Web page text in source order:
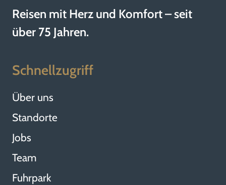
Reisen mit Herz und Komfort – seit
über 75 Jahren.
Schnellzugriff
Über uns
Standorte
Jobs
Team
Fuhrpark